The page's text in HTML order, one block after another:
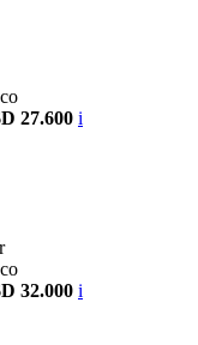
27.600 i
32.000 i